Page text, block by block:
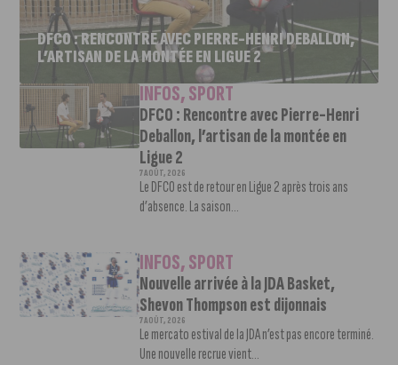
DFCO : RENCONTRE AVEC PIERRE-HENRI DEBALLON,
L’ARTISAN DE LA MONTÉE EN LIGUE 2
INFOS,SPORT
DFCO : Rencontre avec Pierre-Henri
Deballon, l’artisan de la montée en
Ligue 2
7 AOÛT, 2026
Le DFCO est de retour en Ligue 2 après trois ans
d’absence. La saison...
INFOS,SPORT
Nouvelle arrivée à la JDA Basket,
Shevon Thompson est dijonnais
7 AOÛT, 2026
Le mercato estival de la JDA n’est pas encore terminé.
Une nouvelle recrue vient...